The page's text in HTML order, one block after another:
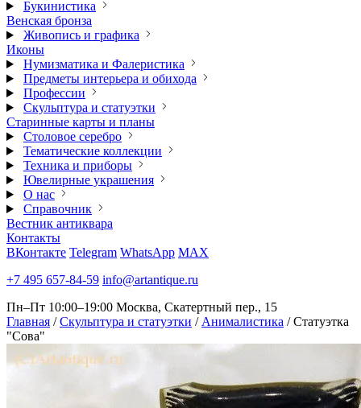
Букинистика
Венская бронза
Живопись и графика
Иконы
Нумизматика и Фалеристика
Предметы интерьера и обихода
Профессии
Скульптура и статуэтки
Старинные карты и планы
Столовое серебро
Тематические коллекции
Техника и приборы
Ювелирные украшения
О нас
Справочник
Вестник антиквара
Контакты
ВКонтакте Telegram WhatsApp MAX
+7 495 657-84-59 info@artantique.ru
Пн–Пт 10:00–19:00 Москва, Скатертный пер., 15
Главная / Скульптура и статуэтки / Анималистика / Статуэтка
"Сова"